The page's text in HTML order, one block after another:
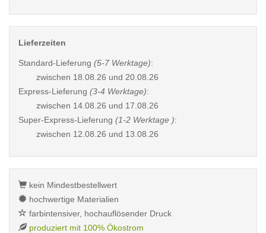
Lieferzeiten
Standard-Lieferung (5-7 Werktage):
zwischen 18.08.26 und 20.08.26
Express-Lieferung (3-4 Werktage):
zwischen 14.08.26 und 17.08.26
Super-Express-Lieferung (1-2 Werktage ):
zwischen 12.08.26 und 13.08.26
kein Mindestbestellwert
hochwertige Materialien
farbintensiver, hochauflösender Druck
produziert mit 100% Ökostrom